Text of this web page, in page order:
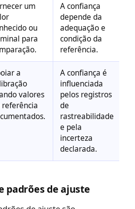
um
ou
para
A confiança
depende da
adequação e
condição da
referência.
a
valores
referência
A confiança é
influenciada
pelos registros
de
rastreabilidade
e pela
incerteza
declarada.
padrões de ajuste